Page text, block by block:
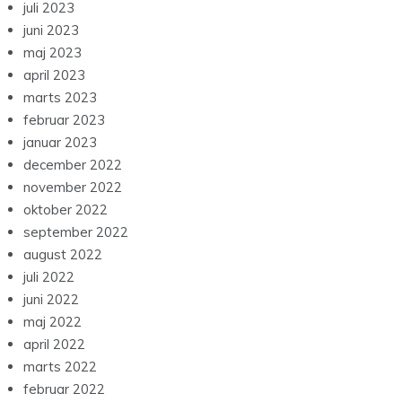
juli 2023
juni 2023
maj 2023
april 2023
marts 2023
februar 2023
januar 2023
december 2022
november 2022
oktober 2022
september 2022
august 2022
juli 2022
juni 2022
maj 2022
april 2022
marts 2022
februar 2022